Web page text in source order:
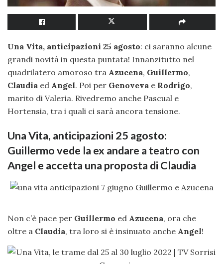
Una Vita, anticipazioni 25 agosto: ci saranno alcune
grandi novità in questa puntata! Innanzitutto nel
quadrilatero amoroso tra Azucena, Guillermo,
Claudia ed Angel. Poi per Genoveva e Rodrigo,
marito di Valeria. Rivedremo anche Pascual e
Hortensia, tra i quali ci sarà ancora tensione.
Una Vita, anticipazioni 25 agosto:
Guillermo vede la ex andare a teatro con
Angel e accetta una proposta di Claudia
Non c’è pace per Guillermo ed Azucena, ora che
oltre a Claudia, tra loro si è insinuato anche Angel!